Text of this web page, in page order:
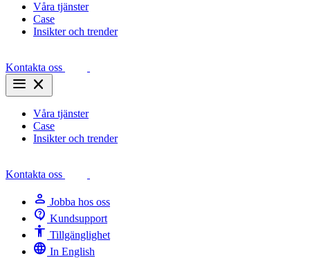
Våra tjänster
Case
Insikter och trender
Kontakta oss
menu close
Våra tjänster
Case
Insikter och trender
Kontakta oss
person Jobba hos oss
contact_support Kundsupport
Accessibility Tillgänglighet
language In English